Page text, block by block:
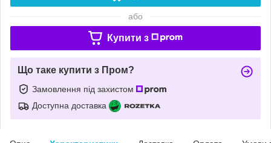
або
Купити з
Що таке купити з Пром?
Замовлення під захистом
Доступна доставка